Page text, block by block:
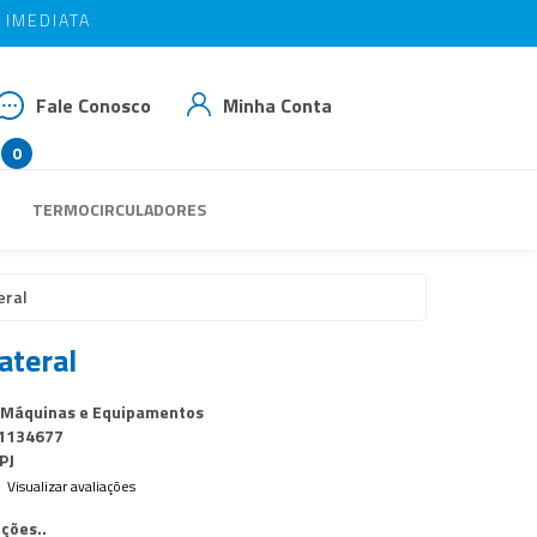
BAIAO10
BAIAO10
Fale Conosco
1769
Minha Conta
0
TERMOCIRCULADORES
e Equipamentos
Visualizar avaliações